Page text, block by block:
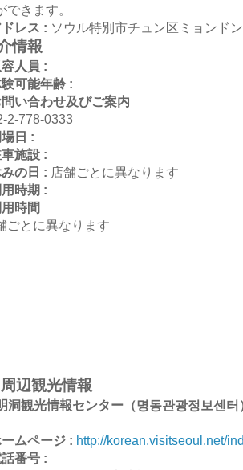
できます。
レス : ソウル特別市チュン区ミョンド
情報
人員 :
可能年齢 :
い合わせ及びご案内
2-778-0333
日 :
施設 :
の日 : 店舗ごとに異なります
時期 :
時間
ごとに異なります
辺観光情報
洞観光情報センター（명동관광정보센터
ムページ : http://korean.visitseoul.net/
番号 :